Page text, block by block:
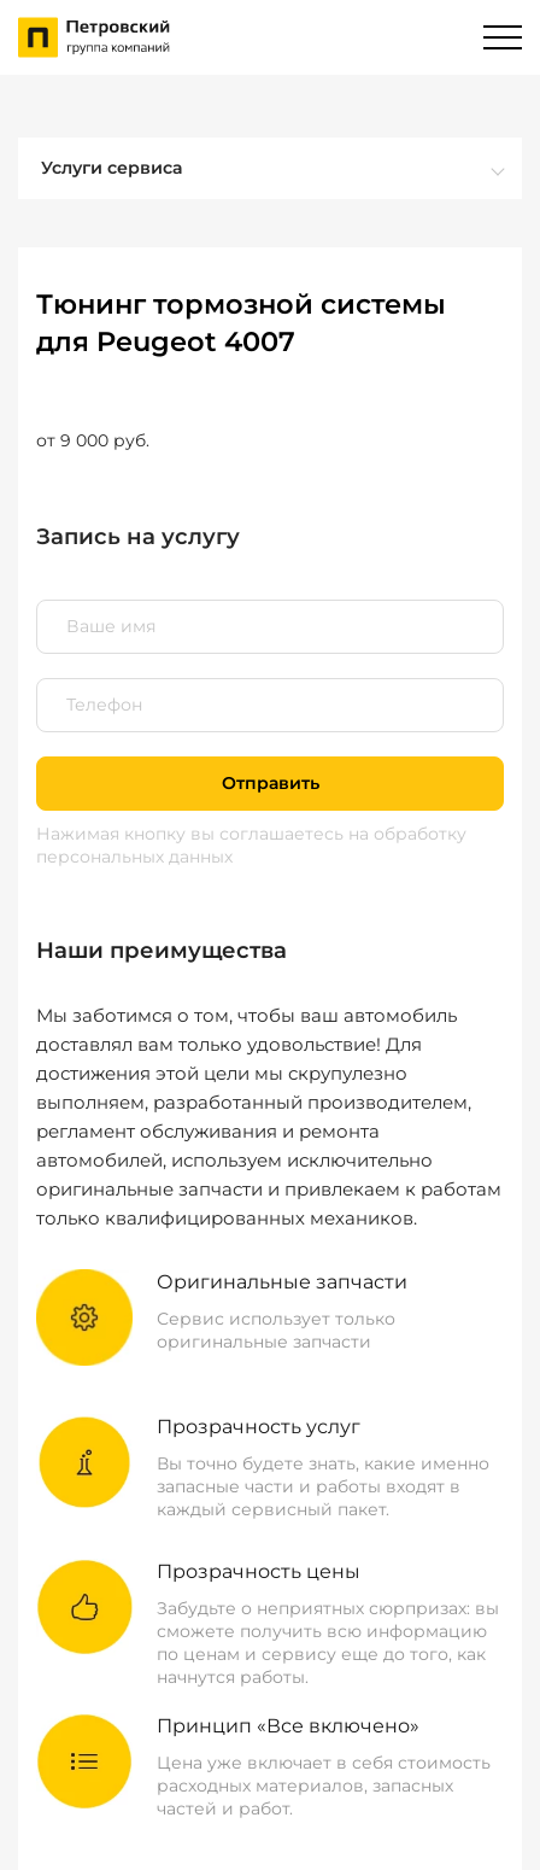
Услуги сервиса
Тюнинг тормозной системы
для Peugeot 4007
от 9 000 руб.
Запись на услугу
Отправить
Нажимая кнопку вы соглашаетесь на обработку
персональных данных
Наши преимущества
Мы заботимся о том, чтобы ваш автомобиль
доставлял вам только удовольствие! Для
достижения этой цели мы скрупулезно
выполняем, разработанный производителем,
регламент обслуживания и ремонта
автомобилей, используем исключительно
оригинальные запчасти и привлекаем к работам
только квалифицированных механиков.
Оригинальные запчасти
Сервис использует только
оригинальные запчасти
Прозрачность услуг
Вы точно будете знать, какие именно
запасные части и работы входят в
каждый сервисный пакет.
Прозрачность цены
Забудьте о неприятных сюрпризах: вы
сможете получить всю информацию
по ценам и сервису еще до того, как
начнутся работы.
Принцип «Все включено»
Цена уже включает в себя стоимость
расходных материалов, запасных
частей и работ.